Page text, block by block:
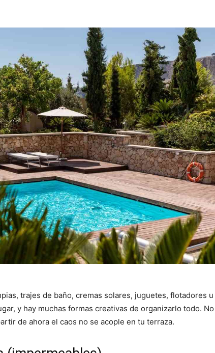
trajes de baño, cremas solares, juguetes, flotadores u
y hay muchas formas creativas de organizarlo todo. No
de ahora el caos no se acople en tu terraza.